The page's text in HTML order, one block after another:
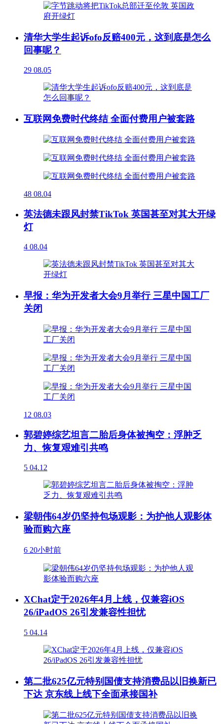
清华大学生起诉ofo反赔400元，这到底是怎么
回事呢？
29 08.05
互联网免费时代终结 全面付费用户被套路
48 08.04
英法德未跟风封禁TikTok 英国甚至对其大开绿
灯
4 08.04
早报：华为开发者大会9月举行 三星中国工厂
关闭
12 08.03
郭碧婷综艺坦言二胎后身体被掏空：浮肿乏
力、恢复艰难引共鸣
5 04.12
梁朝伟64岁仍坚持包场观影：为护他人观影体
验而购六座
6 20小时前
XChat定于2026年4月上线，仅兼容iOS
26/iPadOS 26引发兼容性担忧
5 04.14
第二批625亿元特别国债支持消费品以旧换新已
下达 京东线上线下全面承接国补